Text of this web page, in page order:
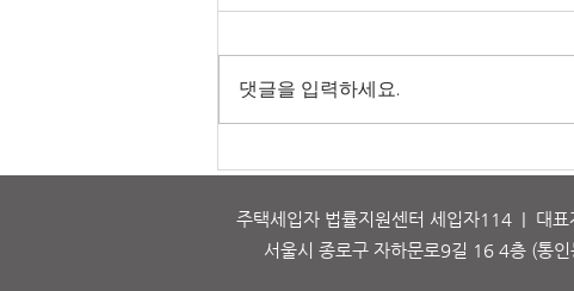
댓글을 입력하세요.
주택세입자 법률지원센터 세입자114 | 대
서울시 종로구 자하문로9길 16 4층 (통